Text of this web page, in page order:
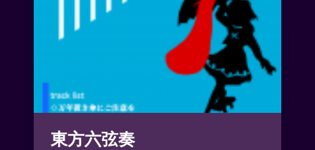
東方六弦奏